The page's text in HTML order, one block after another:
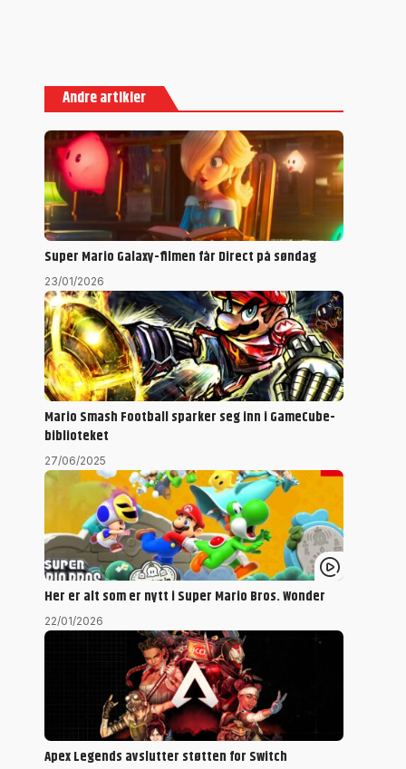
Andre artikler
Super Mario Galaxy-filmen får Direct på søndag
23/01/2026
Mario Smash Football sparker seg inn i GameCube-
biblioteket
27/06/2025
Her er alt som er nytt i Super Mario Bros. Wonder
22/01/2026
Apex Legends avslutter støtten for Switch